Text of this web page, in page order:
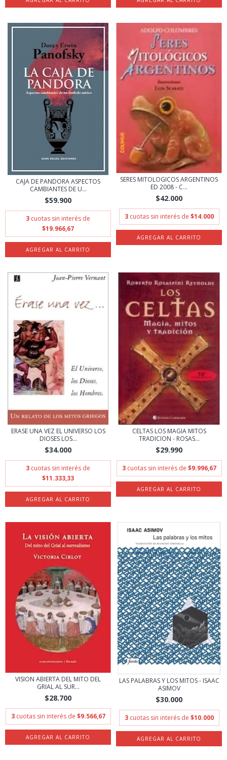
CAJA DE PANDORA ASPECTOS
CAMBIANTES DE U...
$59.900
3 cuotas sin interés de
$19.966,67
SERES MITOLOGICOS ARGENTINOS
ED 2008 - C...
$42.000
3 cuotas sin interés de $14.000
ERASE UNA VEZ EL UNIVERSO LOS
DIOSES LOS...
$34.000
3 cuotas sin interés de
$11.333,33
CELTAS LOS MAGIA MITOS
TRADICION - ROSAS...
$29.990
3 cuotas sin interés de $9.996,67
VISION ABIERTA DEL MITO DEL
GRIAL AL SUR...
$28.700
3 cuotas sin interés de $9.566,67
LAS PALABRAS Y LOS MITOS - ISAAC
ASIMOV
$30.000
3 cuotas sin interés de $10.000